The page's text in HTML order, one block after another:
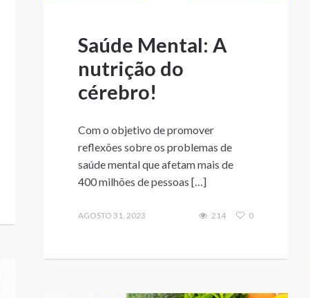
Saúde Mental: A
nutrição do
cérebro!
Com o objetivo de promover
reflexões sobre os problemas de
saúde mental que afetam mais de
400 milhões de pessoas […]
AGOSTO 31, 2023 214 0